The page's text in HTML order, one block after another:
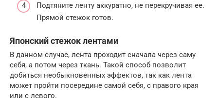
Подтяните ленту аккуратно, не перекручивая ее.
Прямой стежок готов.
Японский стежок лентами
В данном случае, лента проходит сначала через саму
себя, а потом через ткань. Такой способ позволит
добиться необыкновенных эффектов, так как лента
может пройти посередине самой себя, с правого края
или с левого.